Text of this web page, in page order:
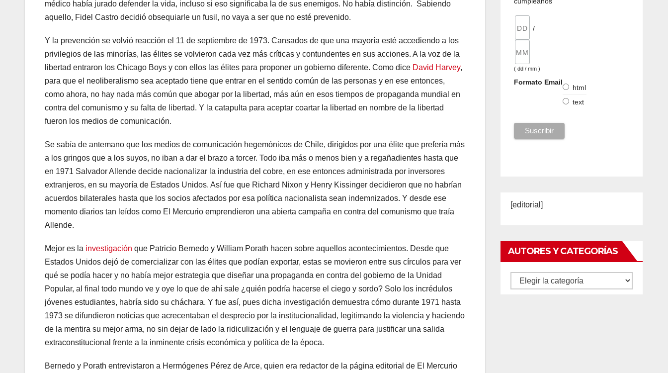
médico había jurado defender la vida, incluso si eso significaba la de sus enemigos. No había distinción. Sabiendo
aquello, Fidel Castro decidió obsequiarle un fusil, no vaya a ser que no esté prevenido.
Y la prevención se volvió reacción el 11 de septiembre de 1973. Cansados de que una mayoría esté accediendo a los
privilegios de las minorías, las élites se volvieron cada vez más críticas y contundentes en sus acciones. A la voz de la
libertad entraron los Chicago Boys y con ellos las élites para proponer un gobierno diferente. Como dice David Harvey,
para que el neoliberalismo sea aceptado tiene que entrar en el sentido común de las personas y en ese entonces,
como ahora, no hay nada más común que abogar por la libertad, más aún en esos tiempos de propaganda mundial en
contra del comunismo y su falta de libertad. Y la catapulta para aceptar coartar la libertad en nombre de la libertad
fueron los medios de comunicación.
Se sabía de antemano que los medios de comunicación hegemónicos de Chile, dirigidos por una élite que prefería más
a los gringos que a los suyos, no iban a dar el brazo a torcer. Todo iba más o menos bien y a regañadientes hasta que
en 1971 Salvador Allende decide nacionalizar la industria del cobre, en ese entonces administrada por inversores
extranjeros, en su mayoría de Estados Unidos. Así fue que Richard Nixon y Henry Kissinger decidieron que no habrían
acuerdos bilaterales hasta que los socios afectados por esa política nacionalista sean indemnizados. Y desde ese
momento diarios tan leídos como El Mercurio emprendieron una abierta campaña en contra del comunismo que traía
Allende.
Mejor es la investigación que Patricio Bernedo y William Porath hacen sobre aquellos acontecimientos. Desde que
Estados Unidos dejó de comercializar con las élites que podían exportar, estas se movieron entre sus círculos para ver
qué se podía hacer y no había mejor estrategia que diseñar una propaganda en contra del gobierno de la Unidad
Popular, al final todo mundo ve y oye lo que de ahí sale ¿quién podría hacerse el ciego y sordo? Solo los incrédulos
jóvenes estudiantes, habría sido su cháchara. Y fue así, pues dicha investigación demuestra cómo durante 1971 hasta
1973 se difundieron noticias que acrecentaban el desprecio por la institucionalidad, legitimando la violencia y haciendo
de la mentira su mejor arma, no sin dejar de lado la ridiculización y el lenguaje de guerra para justificar una salida
extraconstitucional frente a la inminente crisis económica y política de la época.
Bernedo y Porath entrevistaron a Hermógenes Pérez de Arce, quien era redactor de la página editorial de El Mercurio
/
( dd / mm )
Formato Email
html
text
[editorial]
AUTORES Y CATEGORÍAS
Autores